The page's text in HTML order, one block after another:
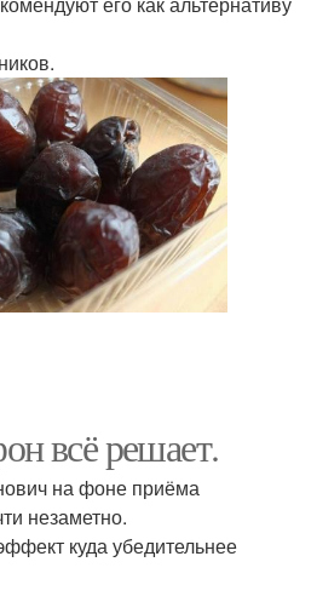
всё решает.
на фоне приёма
незаметно.
куда убедительнее